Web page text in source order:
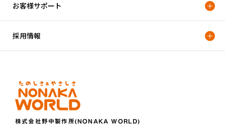
お客様サポート
採用情報
株式会社野中製作所(NONAKA WORLD)